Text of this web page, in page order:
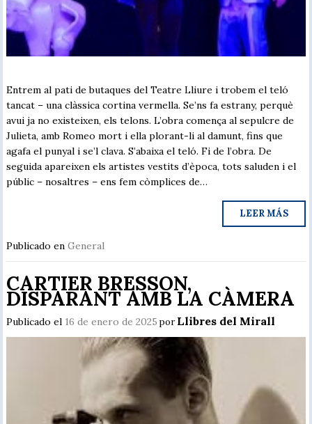
Entrem al pati de butaques del Teatre Lliure i trobem el teló
tancat – una clàssica cortina vermella. Se’ns fa estrany, perquè
avui ja no existeixen, els telons. L’obra comença al sepulcre de
Julieta, amb Romeo mort i ella plorant-li al damunt, fins que
agafa el punyal i se’l clava. S’abaixa el teló. Fi de l’obra. De
seguida apareixen els artistes vestits d’època, tots saluden i el
públic – nosaltres – ens fem còmplices de…
LEER MÁS
Publicado enGeneral
CARTIER BRESSON,
DISPARANT AMB LA CÀMERA
Publicado el 16 de enero de 2025 porLlibres del Mirall